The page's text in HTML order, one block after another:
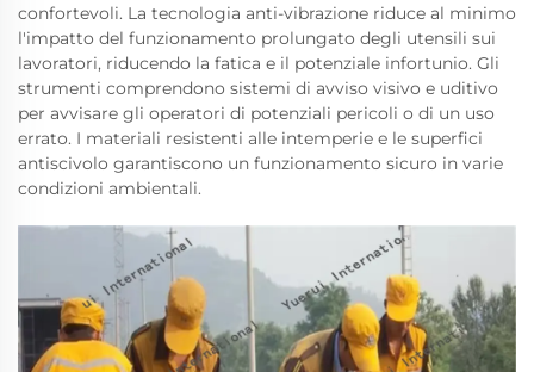
confortevoli. La tecnologia anti-vibrazione riduce al minimo
l'impatto del funzionamento prolungato degli utensili sui
lavoratori, riducendo la fatica e il potenziale infortunio. Gli
strumenti comprendono sistemi di avviso visivo e uditivo
per avvisare gli operatori di potenziali pericoli o di un uso
errato. I materiali resistenti alle intemperie e le superfici
antiscivolo garantiscono un funzionamento sicuro in varie
condizioni ambientali.